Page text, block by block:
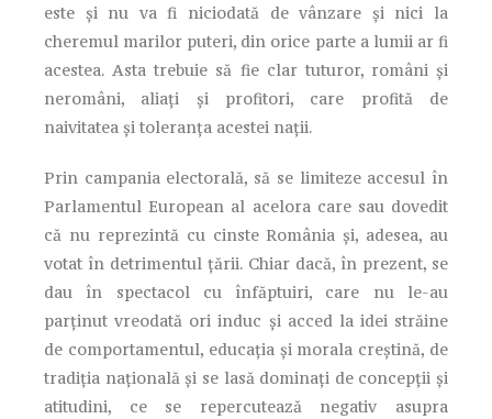
este și nu va fi niciodată de vânzare și nici la
cheremul marilor puteri, din orice parte a lumii ar fi
acestea. Asta trebuie să fie clar tuturor, români și
neromâni, aliați și profitori, care profită de
naivitatea și toleranța acestei nații.
Prin campania electorală, să se limiteze accesul în
Parlamentul European al acelora care sau dovedit
că nu reprezintă cu cinste România și, adesea, au
votat în detrimentul țării. Chiar dacă, în prezent, se
dau în spectacol cu înfăptuiri, care nu le-au
parținut vreodată ori induc și acced la idei străine
de comportamentul, educația și morala creștină, de
tradiția națională și se lasă dominați de concepții și
atitudini, ce se repercutează negativ asupra